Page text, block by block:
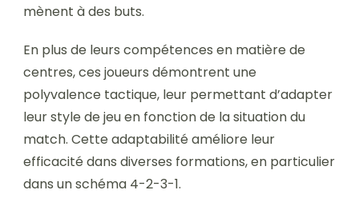
mènent à des buts.
En plus de leurs compétences en matière de
centres, ces joueurs démontrent une
polyvalence tactique, leur permettant d’adapter
leur style de jeu en fonction de la situation du
match. Cette adaptabilité améliore leur
efficacité dans diverses formations, en particulier
dans un schéma 4-2-3-1.